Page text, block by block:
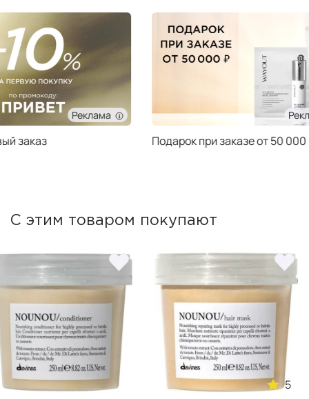
Реклама
Подарок при заказе от 50 000 ₽ Подарок при
С этим товаром покупают
5